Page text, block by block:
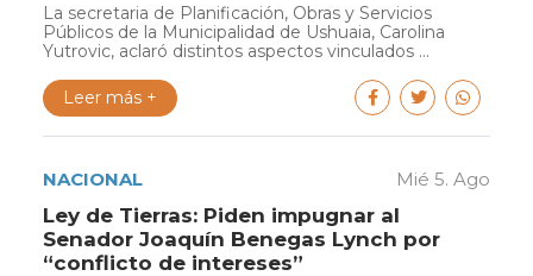
La secretaria de Planificación, Obras y Servicios
Públicos de la Municipalidad de Ushuaia, Carolina
Yutrovic, aclaró distintos aspectos vinculados ...
Leer más +
NACIONAL Mié 5. Ago
Ley de Tierras: Piden impugnar al
Senador Joaquín Benegas Lynch por
“conflicto de intereses”